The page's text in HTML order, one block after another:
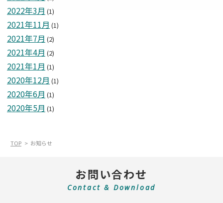
2022年3月 (1)
2021年11月 (1)
2021年7月 (2)
2021年4月 (2)
2021年1月 (1)
2020年12月 (1)
2020年6月 (1)
2020年5月 (1)
TOP お知らせ
お問い合わせ
Contact & Download